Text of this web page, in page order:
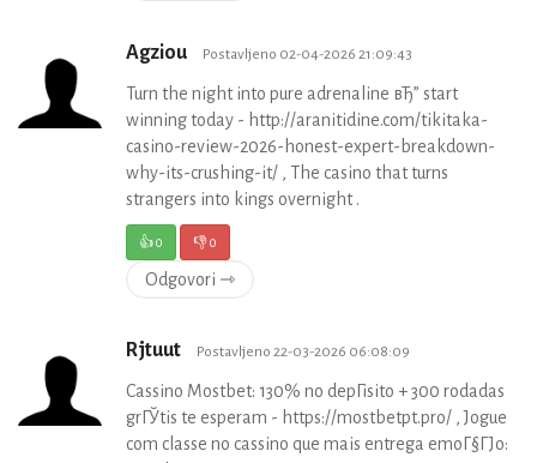
Agziou Postavljeno 02-04-2026 21:09:43
Turn the night into pure adrenaline вЂ” start
winning today - http://aranitidine.com/tikitaka-
casino-review-2026-honest-expert-breakdown-
why-its-crushing-it/ , The casino that turns
strangers into kings overnight .
👍0 👎0
Odgovori ⇾
Rjtuut Postavljeno 22-03-2026 06:08:09
Cassino Mostbet: 130% no depГіsito + 300 rodadas
grГЎtis te esperam - https://mostbetpt.pro/ , Jogue
com classe no cassino que mais entrega emoГ§ГЈo: